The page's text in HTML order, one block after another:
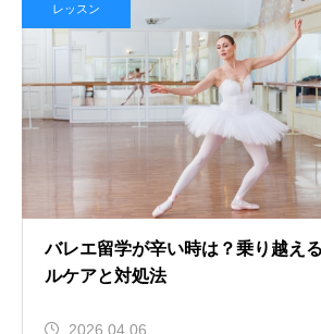
レッスン
バレエ留学が辛い時は？乗り越え
ルケアと対処法
2026.04.06